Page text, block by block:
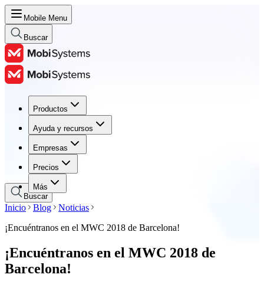
Mobile Menu
Buscar
Productos
Ayuda y recursos
Empresas
Precios
Más
Productos
Ayuda y recursos
Empresas
Precios
Buscar
Inicio Blog
Noticias
¡Encuéntranos en el MWC 2018 de Barcelona!
¡Encuéntranos en el MWC 2018 de
Barcelona!